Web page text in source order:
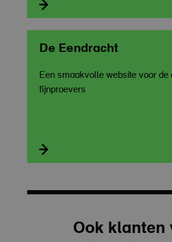

De Eendracht
Een smaakvolle website voor de
fijnproevers

Ook klanten